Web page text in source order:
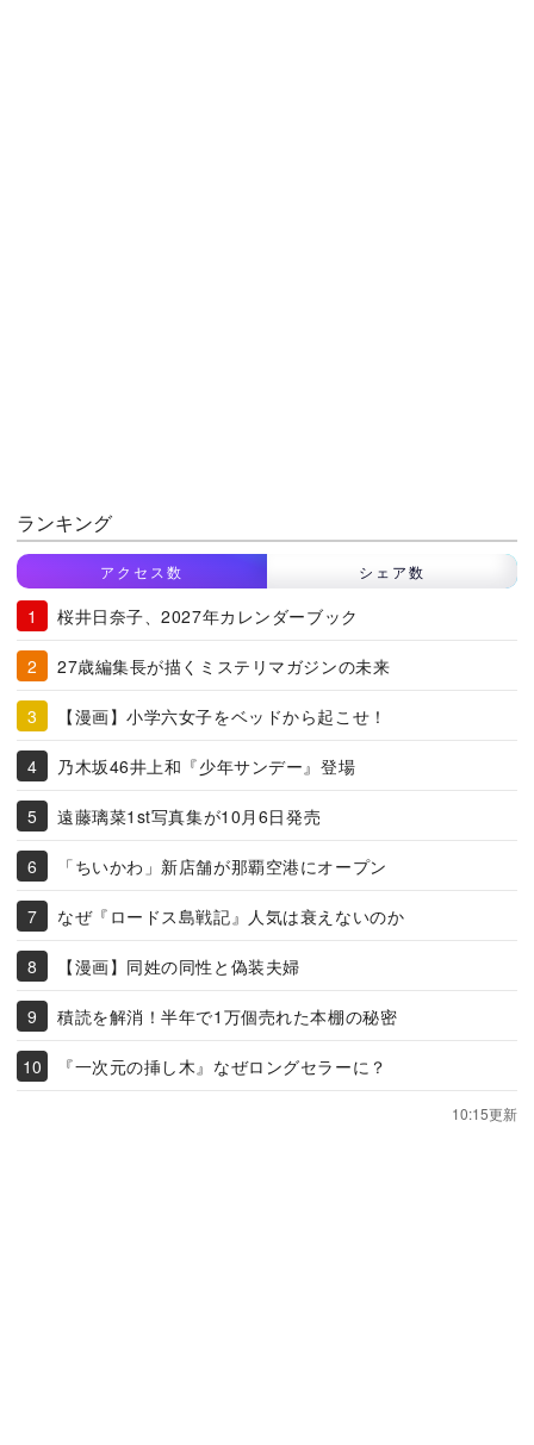
ランキング
アクセス数 シェア数
桜井日奈子、2027年カレンダーブック
27歳編集長が描くミステリマガジンの未来
【漫画】小学六女子をベッドから起こせ！
乃木坂46井上和『少年サンデー』登場
遠藤璃菜1st写真集が10月6日発売
「ちいかわ」新店舗が那覇空港にオープン
なぜ『ロードス島戦記』人気は衰えないのか
【漫画】同姓の同性と偽装夫婦
積読を解消！半年で1万個売れた本棚の秘密
『一次元の挿し木』なぜロングセラーに？
10:15更新